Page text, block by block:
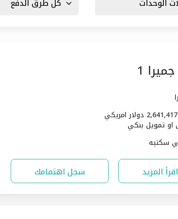
1
تمويل بنكي
سكنيه
اقرأ المزيد سجل اهتمامك